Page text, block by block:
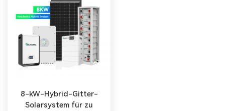
Unternehmen zu decken.
8-kW-Hybrid-Gitter-
Solarsystem für zu